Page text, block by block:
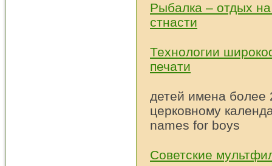
Рыбалка – отдых
стнасти
Технологии
печати
детей имена более
церковному
names for boys
Советские